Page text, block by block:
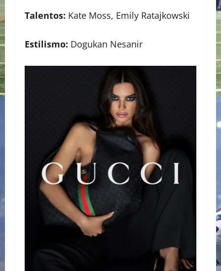
Talentos: Kate Moss, Emily Ratajkowski
Estilismo: Dogukan Nesanir